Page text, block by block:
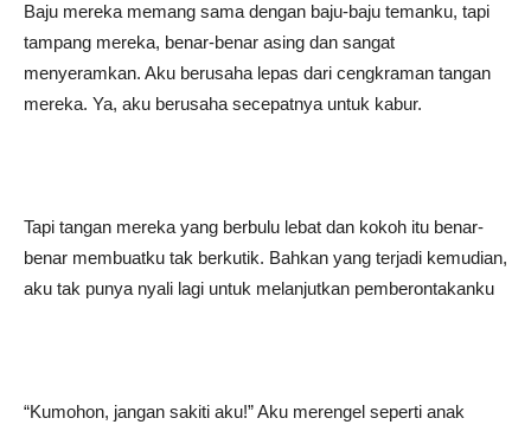
Baju mereka memang sama dengan baju-baju temanku, tapi
tampang mereka, benar-benar asing dan sangat
menyeramkan. Aku berusaha lepas dari cengkraman tangan
mereka. Ya, aku berusaha secepatnya untuk kabur.
Tapi tangan mereka yang berbulu lebat dan kokoh itu benar-
benar membuatku tak berkutik. Bahkan yang terjadi kemudian,
aku tak punya nyali lagi untuk melanjutkan pemberontakanku
“Kumohon, jangan sakiti aku!” Aku merengel seperti anak